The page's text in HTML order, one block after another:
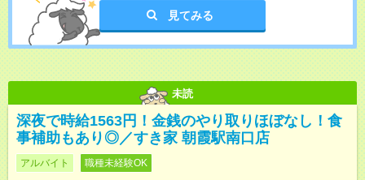
見てみる
未読
深夜で時給1563円！金銭のやり取りほぼなし！食
事補助もあり◎／すき家 朝霞駅南口店
アルバイト 職種未経験OK